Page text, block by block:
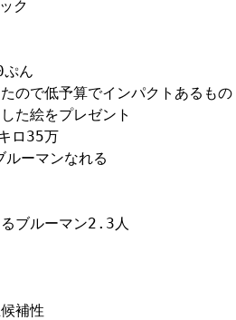
ク
ん
ので低予算でインパクトあるもの
た絵をプレゼント
ロ35万
ーマンなれる
ブルーマン2.3人
補性